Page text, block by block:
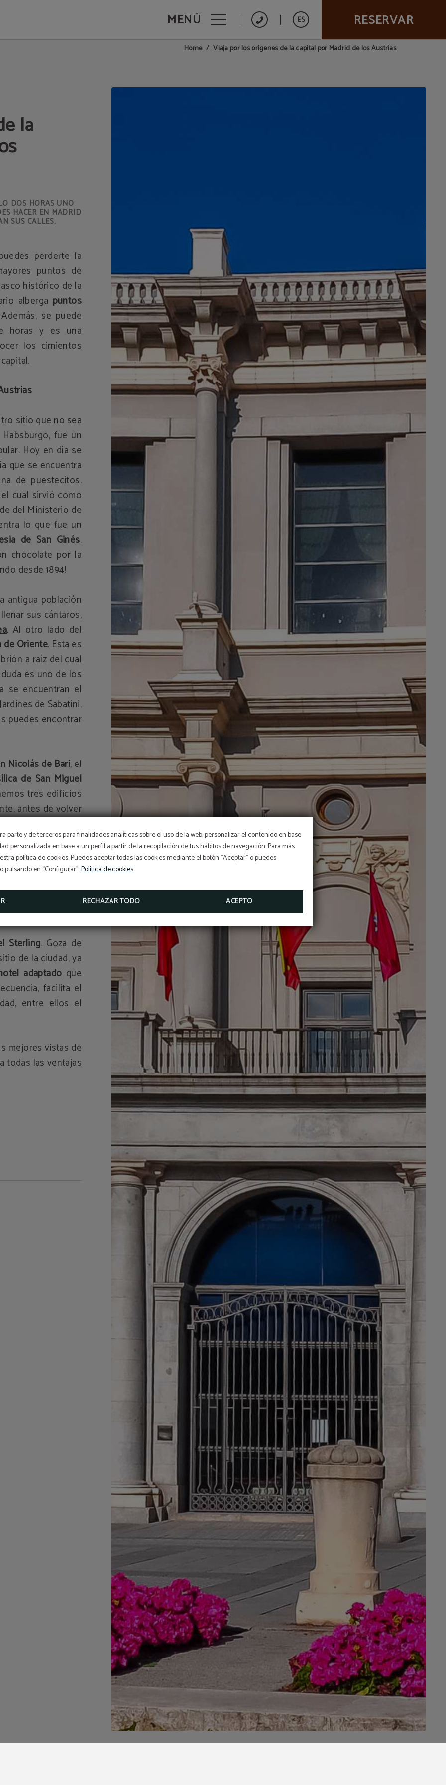
parte y de terceros para finalidades analíticas sobre el uso de la web, personalizar el contenido en base
personalizada en base a un perfil a partir de la recopilación de tus hábitos de navegación. Para más
política de cookies. Puedes aceptar todas las cookies mediante el botón “Aceptar” o puedes
en “Configurar”.Política de cookies
RECHAZAR TODO ACEPTO
MENÚ ES RESERVAR
en Madrid. Web Oficial.
Home Viaja por los orígenes de la capital por Madrid de los Austrias
la
DOS HORAS UNO
HACER EN MADRID
SUS CALLES.
perderte la
puntos de
histórico de la
alberga puntos
se puede
horas y es una
los cimientos
sitio que no sea
fue un
Hoy en día se
que se encuentra
de puestecitos.
cual sirvió como
del Ministerio de
lo que fue un
de San Ginés.
chocolate por la
desde 1894!
antigua población
sus cántaros,
. Al otro lado del
de Oriente. Esta es
a raíz del cual
es uno de los
se encuentran el
de Sabatini,
puedes encontrar
Nicolás de Bari, el
de San Miguel
tres edificios
antes de volver
los Austrias, la
de San Miguel.
la famosa
del recorrido de
Sterling. Goza de
de la ciudad, ya
adaptadoque
facilita el
entre ellos el
mejores vistas de
todas las ventajas